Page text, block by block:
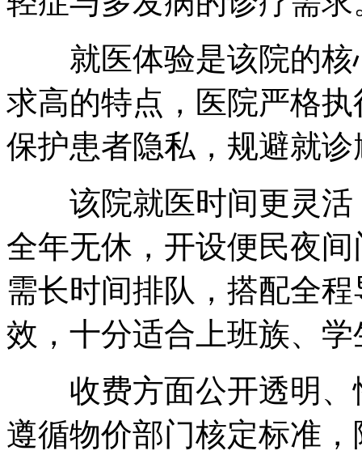
就医体验是该院的核
求高的特点，医院严格
保护患者隐私，规避就诊
该院就医时间更灵活
全年无休，开设便民夜
需长时间排队，搭配全
效，十分适合上班族、
收费方面公开透明、
遵循物价部门核定标准